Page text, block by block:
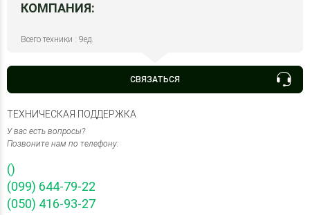
КОМПАНИЯ:
Всего техники : 9ед.
СВЯЗАТЬСЯ
ТЕХНИЧЕСКАЯ ПОДДЕРЖКА
У вас есть вопросы?
Позвоните нам по телефону:
()
(099) 644-79-22
(050) 416-93-27